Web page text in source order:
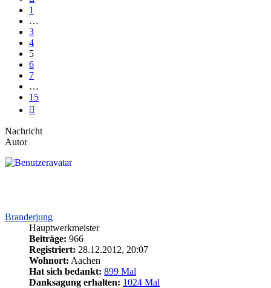
1
…
3
4
5
6
7
…
15
Nachricht
Autor
Branderjung
Hauptwerkmeister
Beiträge: 966
Registriert: 28.12.2012, 20:07
Wohnort: Aachen
Hat sich bedankt: 899 Mal
Danksagung erhalten: 1024 Mal